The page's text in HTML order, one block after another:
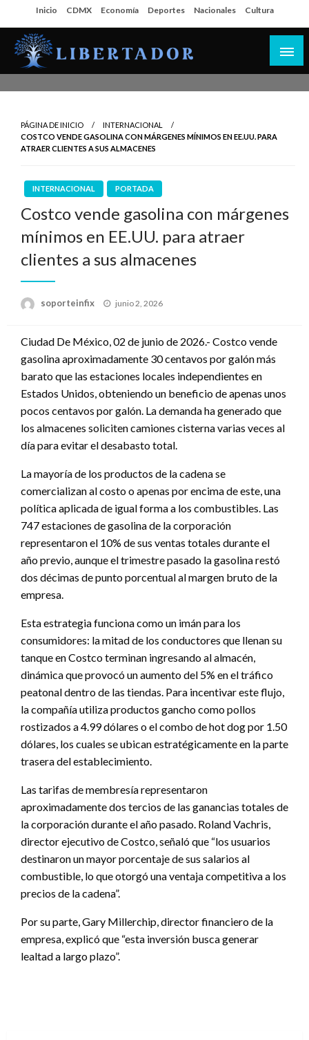
al
contenido
Inicio CDMX Economía Deportes Nacionales Cultura
PÁGINA DE INICIO
INTERNACIONAL
COSTCO VENDE GASOLINA CON MÁRGENES MÍNIMOS EN EE.UU. PARA
ATRAER CLIENTES A SUS ALMACENES
INTERNACIONAL PORTADA
Costco vende gasolina con márgenes
mínimos en EE.UU. para atraer
clientes a sus almacenes
soporteinfix
Publicado
junio 2, 2026
Ciudad De México, 02 de junio de 2026.- Costco vende
gasolina aproximadamente 30 centavos por galón más
barato que las estaciones locales independientes en
Estados Unidos, obteniendo un beneficio de apenas unos
pocos centavos por galón. La demanda ha generado que
los almacenes soliciten camiones cisterna varias veces al
día para evitar el desabasto total.
La mayoría de los productos de la cadena se
comercializan al costo o apenas por encima de este, una
política aplicada de igual forma a los combustibles. Las
747 estaciones de gasolina de la corporación
representaron el 10% de sus ventas totales durante el
año previo, aunque el trimestre pasado la gasolina restó
dos décimas de punto porcentual al margen bruto de la
empresa.
Esta estrategia funciona como un imán para los
consumidores: la mitad de los conductores que llenan su
tanque en Costco terminan ingresando al almacén,
dinámica que provocó un aumento del 5% en el tráfico
peatonal dentro de las tiendas. Para incentivar este flujo,
la compañía utiliza productos gancho como pollos
rostizados a 4.99 dólares o el combo de hot dog por 1.50
dólares, los cuales se ubican estratégicamente en la parte
trasera del establecimiento.
Las tarifas de membresía representaron
aproximadamente dos tercios de las ganancias totales de
la corporación durante el año pasado. Roland Vachris,
director ejecutivo de Costco, señaló que “los usuarios
destinaron un mayor porcentaje de sus salarios al
combustible, lo que otorgó una ventaja competitiva a los
precios de la cadena”.
Por su parte, Gary Millerchip, director financiero de la
empresa, explicó que “esta inversión busca generar
lealtad a largo plazo”.